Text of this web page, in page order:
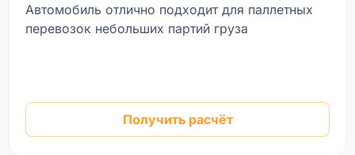
Автомобиль отлично подходит для паллетных
перевозок небольших партий груза
Получить расчёт